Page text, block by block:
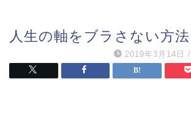
人生の軸をブラさない方法
2019年3月14日 /